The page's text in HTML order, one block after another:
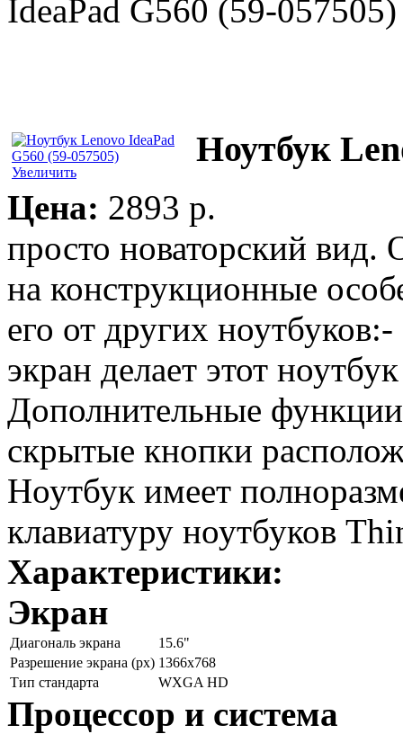
IdeaPad G560 (59-057505)
Увеличить
Ноутбук
Цена: 2893 p.
просто новаторский вид.
на конструкционные
его от других
экран делает этот
Дополнительные
скрытые кнопки
Ноутбук имеет
клавиатуру ноутбуков
Характеристики:
Экран
Диагональ экрана
15.6"
Разрешение экрана (px) 1366x768
Тип стандарта
WXGA HD
Процессор и система